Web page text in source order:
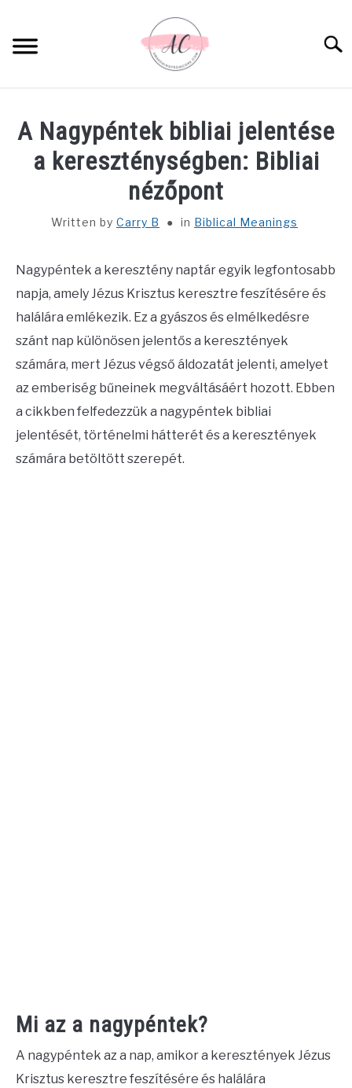
content
SPIRITUAL MEANINGS
ASTROLOGY
CONTACT US
ABOUT US
A Nagypéntek bibliai jelentése
a kereszténységben: Bibliai
nézőpont
Written by Carry B in Biblical Meanings
Nagypéntek a keresztény naptár egyik legfontosabb
napja, amely Jézus Krisztus keresztre feszítésére és
halálára emlékezik. Ez a gyászos és elmélkedésre
szánt nap különösen jelentős a keresztények
számára, mert Jézus végső áldozatát jelenti, amelyet
az emberiség bűneinek megváltásáért hozott. Ebben
a cikkben felfedezzük a nagypéntek bibliai
jelentését, történelmi hátterét és a keresztények
számára betöltött szerepét.
Mi az a nagypéntek?
A nagypéntek az a nap, amikor a keresztények Jézus
Krisztus keresztre feszítésére és halálára